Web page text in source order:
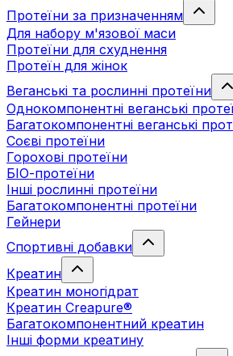
Протеїни за призначенням
Для набору м'язової маси
Протеїни для схуднення
Протеїн для жінок
Веганські та рослинні протеїни
Однокомпонентні веганські
Багатокомпонентні веганські
Cоєві протеїни
Горохові протеїни
БІО-протеїни
Інші рослинні протеїни
Багатокомпонентні протеїни
Гейнери
Спортивні добавки
Креатин
Креатин моногідрат
Креатин Creapure®
Багатокомпонентний креатин
Інші форми креатину